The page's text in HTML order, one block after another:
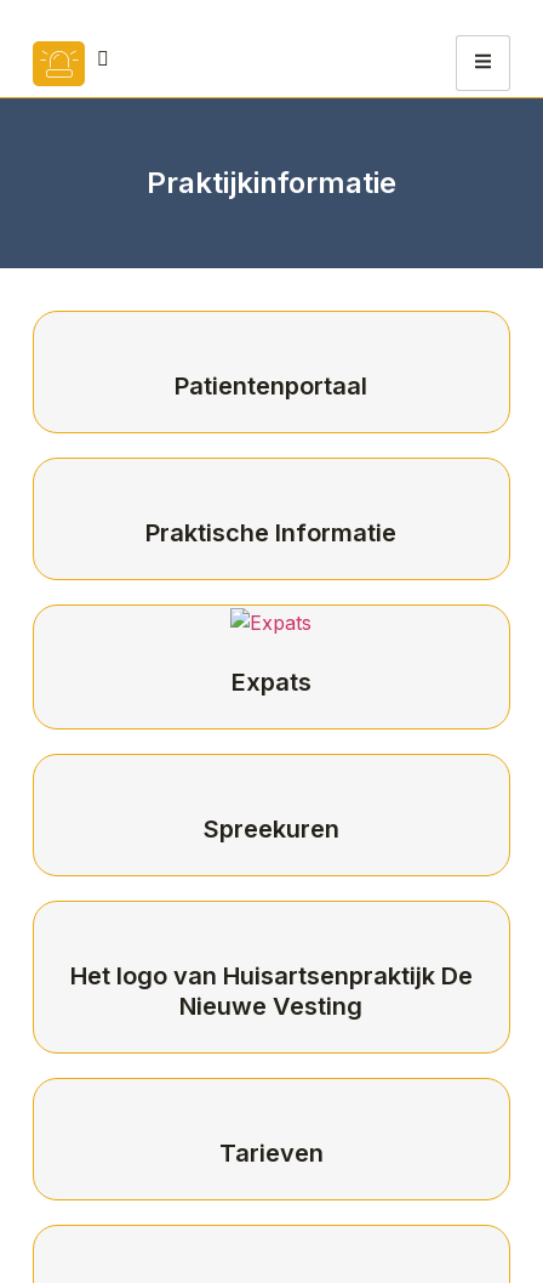
Praktijkinformatie
Patientenportaal
Praktische Informatie
Expats
Spreekuren
Het logo van Huisartsenpraktijk De
Nieuwe Vesting
Tarieven